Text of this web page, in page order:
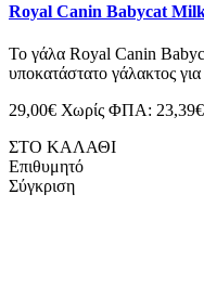
Royal Canin Babycat
Το γάλα Royal Canin
υποκατάστατο γάλακτος
29,00€ Χωρίς ΦΠΑ: 23,39€
ΣΤΟ ΚΑΛΑΘΙ
Επιθυμητό
Σύγκριση